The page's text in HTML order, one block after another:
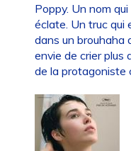
Poppy. Un nom
éclate. Un truc qui
dans un brouhaha
envie de crier plus
de la protagoniste